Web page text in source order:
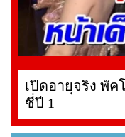
เปิดอายุจริง พัค
ชี่ปี 1